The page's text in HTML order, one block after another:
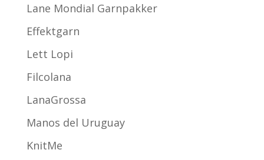
Lane Mondial Garnpakker
Effektgarn
Lett Lopi
Filcolana
LanaGrossa
Manos del Uruguay
KnitMe